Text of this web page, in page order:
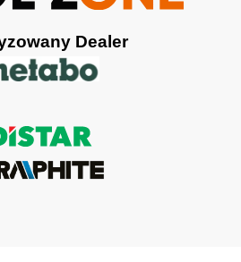
Dealer